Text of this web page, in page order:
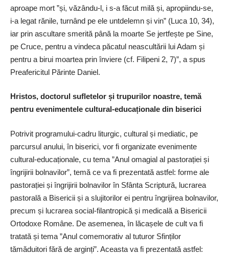
aproape mort ”și, văzându-l, i s-a făcut milă și, ­apropiin­du­-se,
i-a legat rănile, turnând pe ele untdelemn și vin” (Luca 10, 34),
iar prin ascultare smerită până la moarte Se jertfește pe Sine,
pe Cruce, pentru a vindeca păcatul neascultării lui Adam și
pentru a birui moartea prin înviere (cf. Filipeni 2, 7)”, a spus
Preafericitul Părinte ­Daniel.
Hristos, doctorul sufletelor și trupurilor noastre, temă
pentru evenimentele cultural-educaționale din biserici
Potrivit programului-cadru liturgic, cultural și mediatic, pe
parcursul anului, în biserici, vor fi organizate evenimente
cultural-educaționale, cu tema ”Anul omagial al pastorației și
îngrijirii bolnavilor”, temă ce va fi prezentată astfel: forme ale
pastorației și îngrijirii bolnavilor în Sfânta Scriptură, lucrarea
pastorală a Bisericii și a slujitorilor ei pentru îngrijirea bolnavilor,
precum și lucrarea social-filantropică și medicală a Bisericii
Ortodoxe Române. De asemenea, în lăcașele de cult va fi
tratată și tema ”Anul comemorativ al tuturor Sfinților
tămăduitori fără de arginți”. Aceasta va fi prezentată astfel: